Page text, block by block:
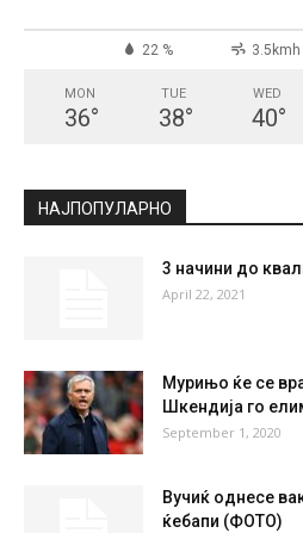
22 % 3.5kmh
MON
36°
TUE
38°
WED
40°
НАЈПОПУЛАРНО
3 начини до
April 22, 2021
Мурињо ќе се
Шкендија го
September 1, 2020
Вучиќ однесе
ќебапи (ФОТО)